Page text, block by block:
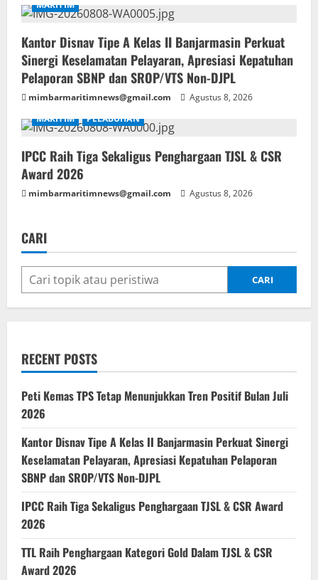
MARITIM
Kantor Disnav Tipe A Kelas II Banjarmasin Perkuat
Sinergi Keselamatan Pelayaran, Apresiasi Kepatuhan
Pelaporan SBNP dan SROP/VTS Non-DJPL
mimbarmaritimnews@gmail.com
Agustus 8, 2026
MARITIM
PELABUHAN
IPCC Raih Tiga Sekaligus Penghargaan TJSL & CSR
Award 2026
mimbarmaritimnews@gmail.com Agustus 8, 2026
CARI
CARI
RECENT POSTS
Peti Kemas TPS Tetap Menunjukkan Tren Positif Bulan Juli
2026
Kantor Disnav Tipe A Kelas II Banjarmasin Perkuat Sinergi
Keselamatan Pelayaran, Apresiasi Kepatuhan Pelaporan
SBNP dan SROP/VTS Non-DJPL
IPCC Raih Tiga Sekaligus Penghargaan TJSL & CSR Award
2026
TTL Raih Penghargaan Kategori Gold Dalam TJSL & CSR
Award 2026